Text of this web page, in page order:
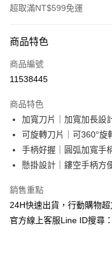
超取滿NT$599免運
信用卡一次付款
超商取貨付款
Apple Pay
街口支付
Google Pay
全盈+PAY
ATM付款
商品特色
商品編號
11538445
商品特色
加寬刀片｜加寬加長設
可旋轉刀片｜可360°旋
手柄好握｜圓弧加寬手
懸掛設計｜鏤空手柄方
銷售重點
24H快速出貨，行動購物超
官方線上客服Line ID搜尋